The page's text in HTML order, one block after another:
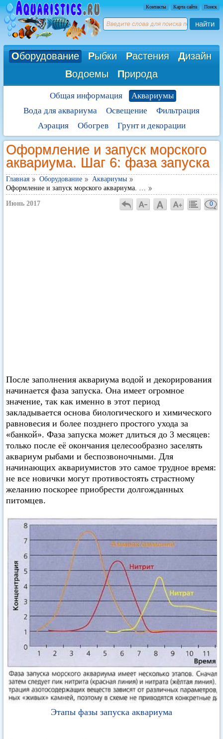
Контакты Карта сайта Поиск
найти
Оборудование Рыбки Растения Дизайн
Водоемы Природа
Общая информация
Аквариумы
Вода для аквариума
Освещение
Фильтрация
Аэрация
Обогрев Грунт и декорации
Оформление и запуск морского
аквариума. Шаг 6: фаза запуска
Главная Оборудование
Аквариумы
Оформление и запуск морского аквариума. …
Июнь 2017 0
После заполнения аквариума водой и декорирования
начинается фаза запуска. Она имеет огромное
значение, так как именно в этот период
закладывается основа биологического и химического
равновесия и более позднего простого ухода за
«банкой». Фаза запуска может длиться до 3 месяцев:
только после её окончания целесообразно заселять
аквариум рыбами и беспозвоночными. Для
начинающих аквариумистов это самое трудное время:
не все новички могут противостоять страстному
желанию поскорее приобрести долгожданных
питомцев.
Этапы фазы запуска аквариума